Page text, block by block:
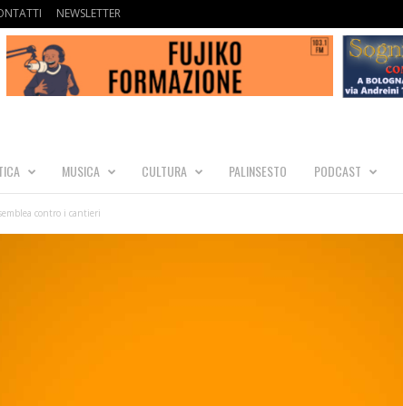
NEWSLETTER
MUSICA CULTURA PALINSESTO PODCAST
contro i cantieri